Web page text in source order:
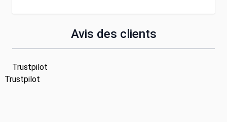
Avis des clients
Trustpilot
Trustpilot